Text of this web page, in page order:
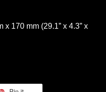
x 170 mm (29.1” x 4.3” x